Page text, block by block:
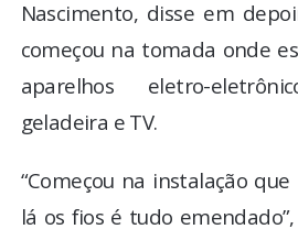
Nascimento, disse em
começou na tomada onde
aparelhos eletro-
geladeira e TV.
“Começou na instalação
lá os fios é tudo